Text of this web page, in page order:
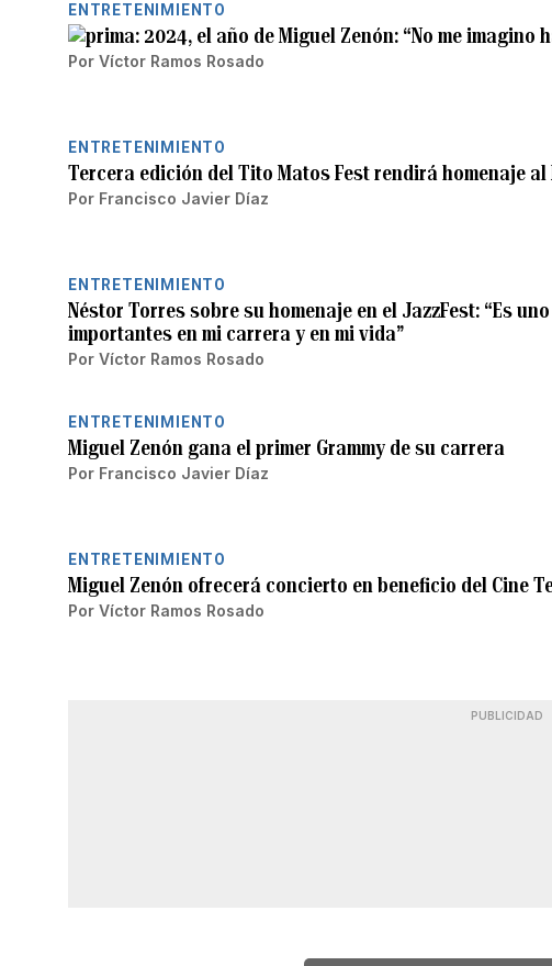
ENTRETENIMIENTO
2024, el año de Miguel Zenón: “No me imagino
Por Víctor Ramos Rosado
ENTRETENIMIENTO
Tercera edición del Tito Matos Fest rendirá homenaje al
Por Francisco Javier Díaz
ENTRETENIMIENTO
Néstor Torres sobre su homenaje en el JazzFest: “Es
importantes en mi carrera y en mi vida”
Por Víctor Ramos Rosado
ENTRETENIMIENTO
Miguel Zenón gana el primer Grammy de su carrera
Por Francisco Javier Díaz
ENTRETENIMIENTO
Miguel Zenón ofrecerá concierto en beneficio del Cine
Por Víctor Ramos Rosado
PUBLICIDAD